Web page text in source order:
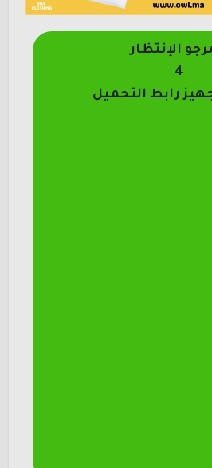
الإنتظار
4
رابط التحميل